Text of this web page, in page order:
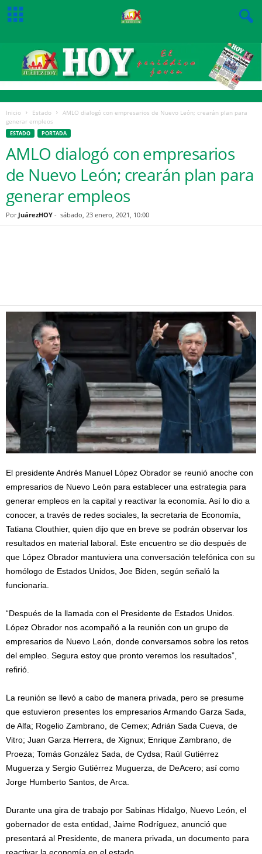
Inicio Estado
AMLO dialogó con empresarios de Nuevo León; crearán plan para
generar empleos
ESTADO PORTADA
AMLO dialogó con empresarios
de Nuevo León; crearán plan para
generar empleos
Por JuárezHOY - sábado, 23 enero, 2021, 10:00
El presidente Andrés Manuel López Obrador se reunió anoche con
empresarios de Nuevo León para establecer una estrategia para
generar empleos en la capital y reactivar la economía. Así lo dio a
conocer, a través de redes sociales, la secretaria de Economía,
Tatiana Clouthier, quien dijo que en breve se podrán observar los
resultados en material laboral. Este encuentro se dio después de
que López Obrador mantuviera una conversación telefónica con su
homólogo de Estados Unidos, Joe Biden, según señaló la
funcionaria.
“Después de la llamada con el Presidente de Estados Unidos.
López Obrador nos acompañó a la reunión con un grupo de
empresarios de Nuevo León, donde conversamos sobre los retos
del empleo. Segura estoy que pronto veremos los resultados”,
refirió.
La reunión se llevó a cabo de manera privada, pero se presume
que estuvieron presentes los empresarios Armando Garza Sada,
de Alfa; Rogelio Zambrano, de Cemex; Adrián Sada Cueva, de
Vitro; Juan Garza Herrera, de Xignux; Enrique Zambrano, de
Proeza; Tomás González Sada, de Cydsa; Raúl Gutiérrez
Muguerza y Sergio Gutiérrez Muguerza, de DeAcero; así como
Jorge Humberto Santos, de Arca.
Durante una gira de trabajo por Sabinas Hidalgo, Nuevo León, el
gobernador de esta entidad, Jaime Rodríguez, anunció que
presentará al Presidente, de manera privada, un documento para